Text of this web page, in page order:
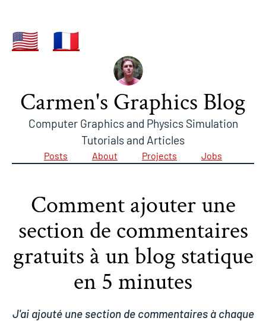
🇺🇸 🇫🇷
Carmen's Graphics Blog
Computer Graphics and Physics Simulation
Tutorials and Articles
Posts About Projects Jobs
Comment ajouter une
section de commentaires
gratuits à un blog statique
en 5 minutes
J'ai ajouté une section de commentaires à chaque